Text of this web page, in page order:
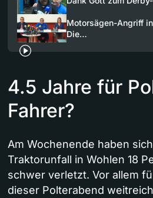
Motorsägen-Angriff
Die…
4.5 Jahre für
Fahrer?
Am Wochenende haben
Traktorunfall in Wohlen 18
schwer verletzt. Vor allem
dieser Polterabend